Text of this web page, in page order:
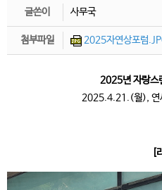
글쓴이 사무국
첨부파일 2025자연상포럼
2025년 자랑스
2025.4.21.(월), 연
[